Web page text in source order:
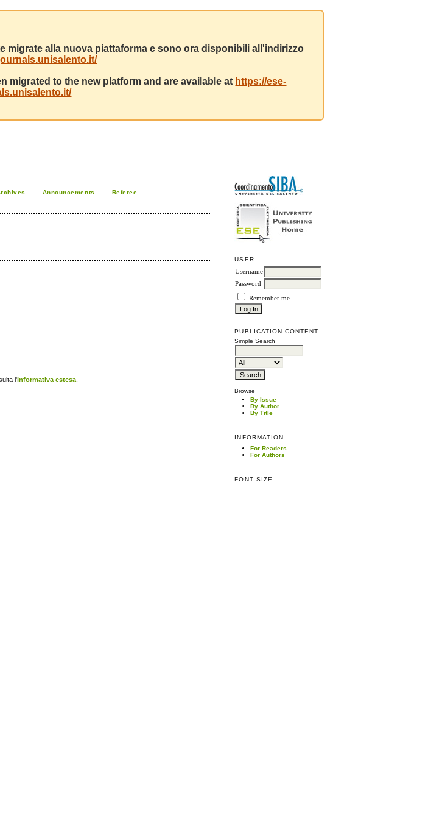
migrate alla nuova piattaforma e sono ora disponibili all'indirizzo
migrated to the new platform and are available at https://ese-
USER
Username
Password
Remember me
PUBLICATION CONTENT
Simple Search
Browse
By Issue
By Author
By Title
INFORMATION
For Readers
For Authors
FONT SIZE
Announcements
Referee
l'informativa estesa